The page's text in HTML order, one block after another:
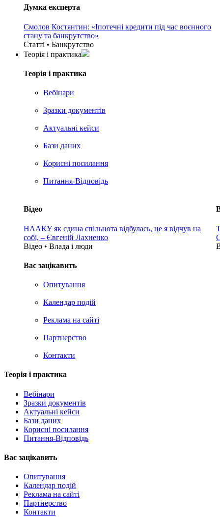
Думка експерта
Смолов Костянтин: «Іпотечні кредити під час воєнного
стану та банкрутство»
Статті • Банкрутство
Теорія i практика
Теорія i практика
Вебінари
Зразки документів
Актуальні кейси
Бази даних
Корисні посилання
Питання-Відповідь
Відео
НААКУ як єдина спільнота відбулась, це я відчув на
собі, – Євгеній Лахненко
Відео • Влада i люди
Вас зацікавить
Опитування
Календар подій
Реклама на сайтi
Партнерство
Контакти
Теорія i практика
Вебінари
Зразки документів
Актуальні кейси
Бази даних
Корисні посилання
Питання-Відповідь
Вас зацiкавить
Опитування
Календар подій
Реклама на сайтi
Партнерство
Контакти